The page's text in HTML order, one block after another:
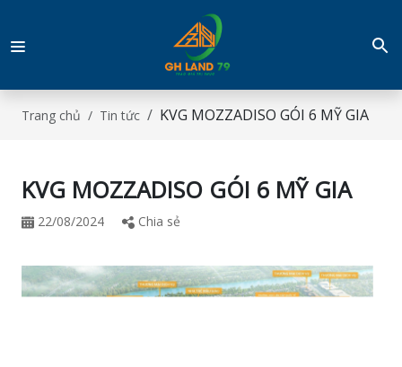
Trang chủ Tin tức KVG MOZZADISO GÓI 6 MỸ GIA
KVG MOZZADISO GÓI 6 MỸ GIA
22/08/2024 Chia sẻ